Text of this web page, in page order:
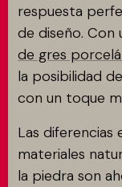
respuesta
de diseño. Con
de gres
la posibilidad
con un toque
Las
materiales
la piedra son